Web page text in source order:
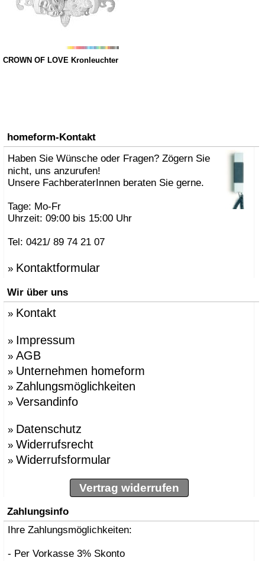
CROWN OF LOVE Kronleuchter
homeform-Kontakt
Haben Sie Wünsche oder Fragen? Zögern Sie
nicht, uns anzurufen!
Unsere FachberaterInnen beraten Sie gerne.
Tage: Mo-Fr
Uhrzeit: 09:00 bis 15:00 Uhr
Tel: 0421/ 89 74 21 07
» Kontaktformular
Wir über uns
» Kontakt
» Impressum
» AGB
» Unternehmen homeform
» Zahlungsmöglichkeiten
» Versandinfo
» Datenschutz
» Widerrufsrecht
» Widerrufsformular
Vertrag widerrufen
Zahlungsinfo
Ihre Zahlungsmöglichkeiten:
- Per Vorkasse 3% Skonto